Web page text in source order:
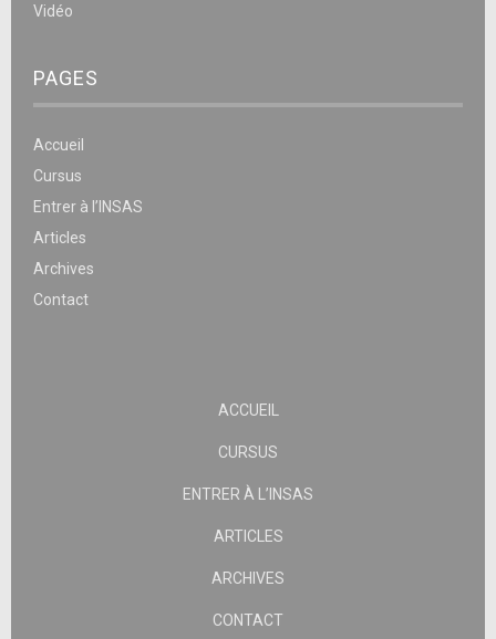
Vidéo
PAGES
Accueil
Cursus
Entrer à l’INSAS
Articles
Archives
Contact
ACCUEIL
CURSUS
ENTRER À L’INSAS
ARTICLES
ARCHIVES
CONTACT